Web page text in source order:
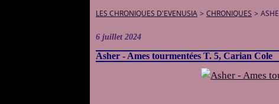
LES CHRONIQUES D'EVENUSIA > CHRONIQUES >
6 juillet 2024
Asher - Ames tourmentées T. 5, Carian Cole